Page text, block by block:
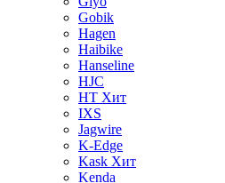
Gobik
Hagen
Haibike
Hanseline
HJC
HT Хит
IXS
Jagwire
K-Edge
Kask Хит
Kenda